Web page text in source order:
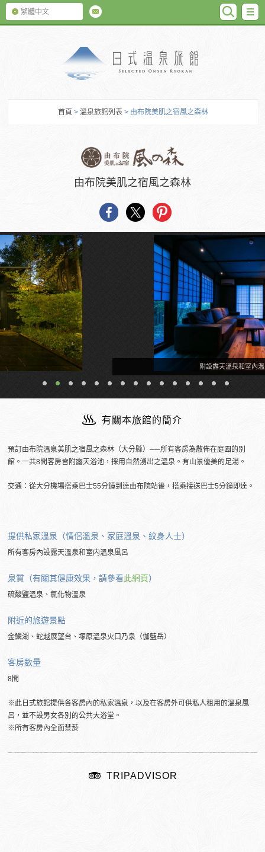
繁體中文
首頁 > 溫泉旅館列表 > 由布院美肌之宿風之森林
由布院美肌之宿風之森林
有關本旅館的簡介
預訂由布院溫泉美肌之宿風之森林（大分縣）──所有客房為散佈在庭園的別
館。一共8間客房皆附露天浴池，採用自然湧出之溫泉。有山景優美的足湯。
交通：從大分機場搭乘巴士55分鐘到達由布院站後，搭乘接送巴士5分鐘即達。
提供私家溫泉（情侶溫泉、家庭溫泉、紋身人士）
所有客房內設露天溫泉和室内溫泉風呂
泉質（有關其健康效果，請參看此網頁）
硫酸鹽溫泉、氯化物溫泉
附近的旅遊景點
金鱗湖、蛇越展望台、塚原溫泉火口乃泉（伽藍岳）
客房數量
8間
※此日式旅館提供各客房內的私家溫泉，以及在客房外可供私人租用的溫泉風
呂，並不設男女各別的公共大浴堂。
※所有客房內全面禁菸
TRIPADVISOR